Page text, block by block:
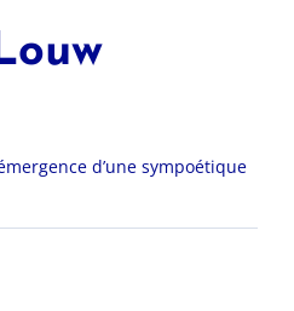
d’une sympoétique